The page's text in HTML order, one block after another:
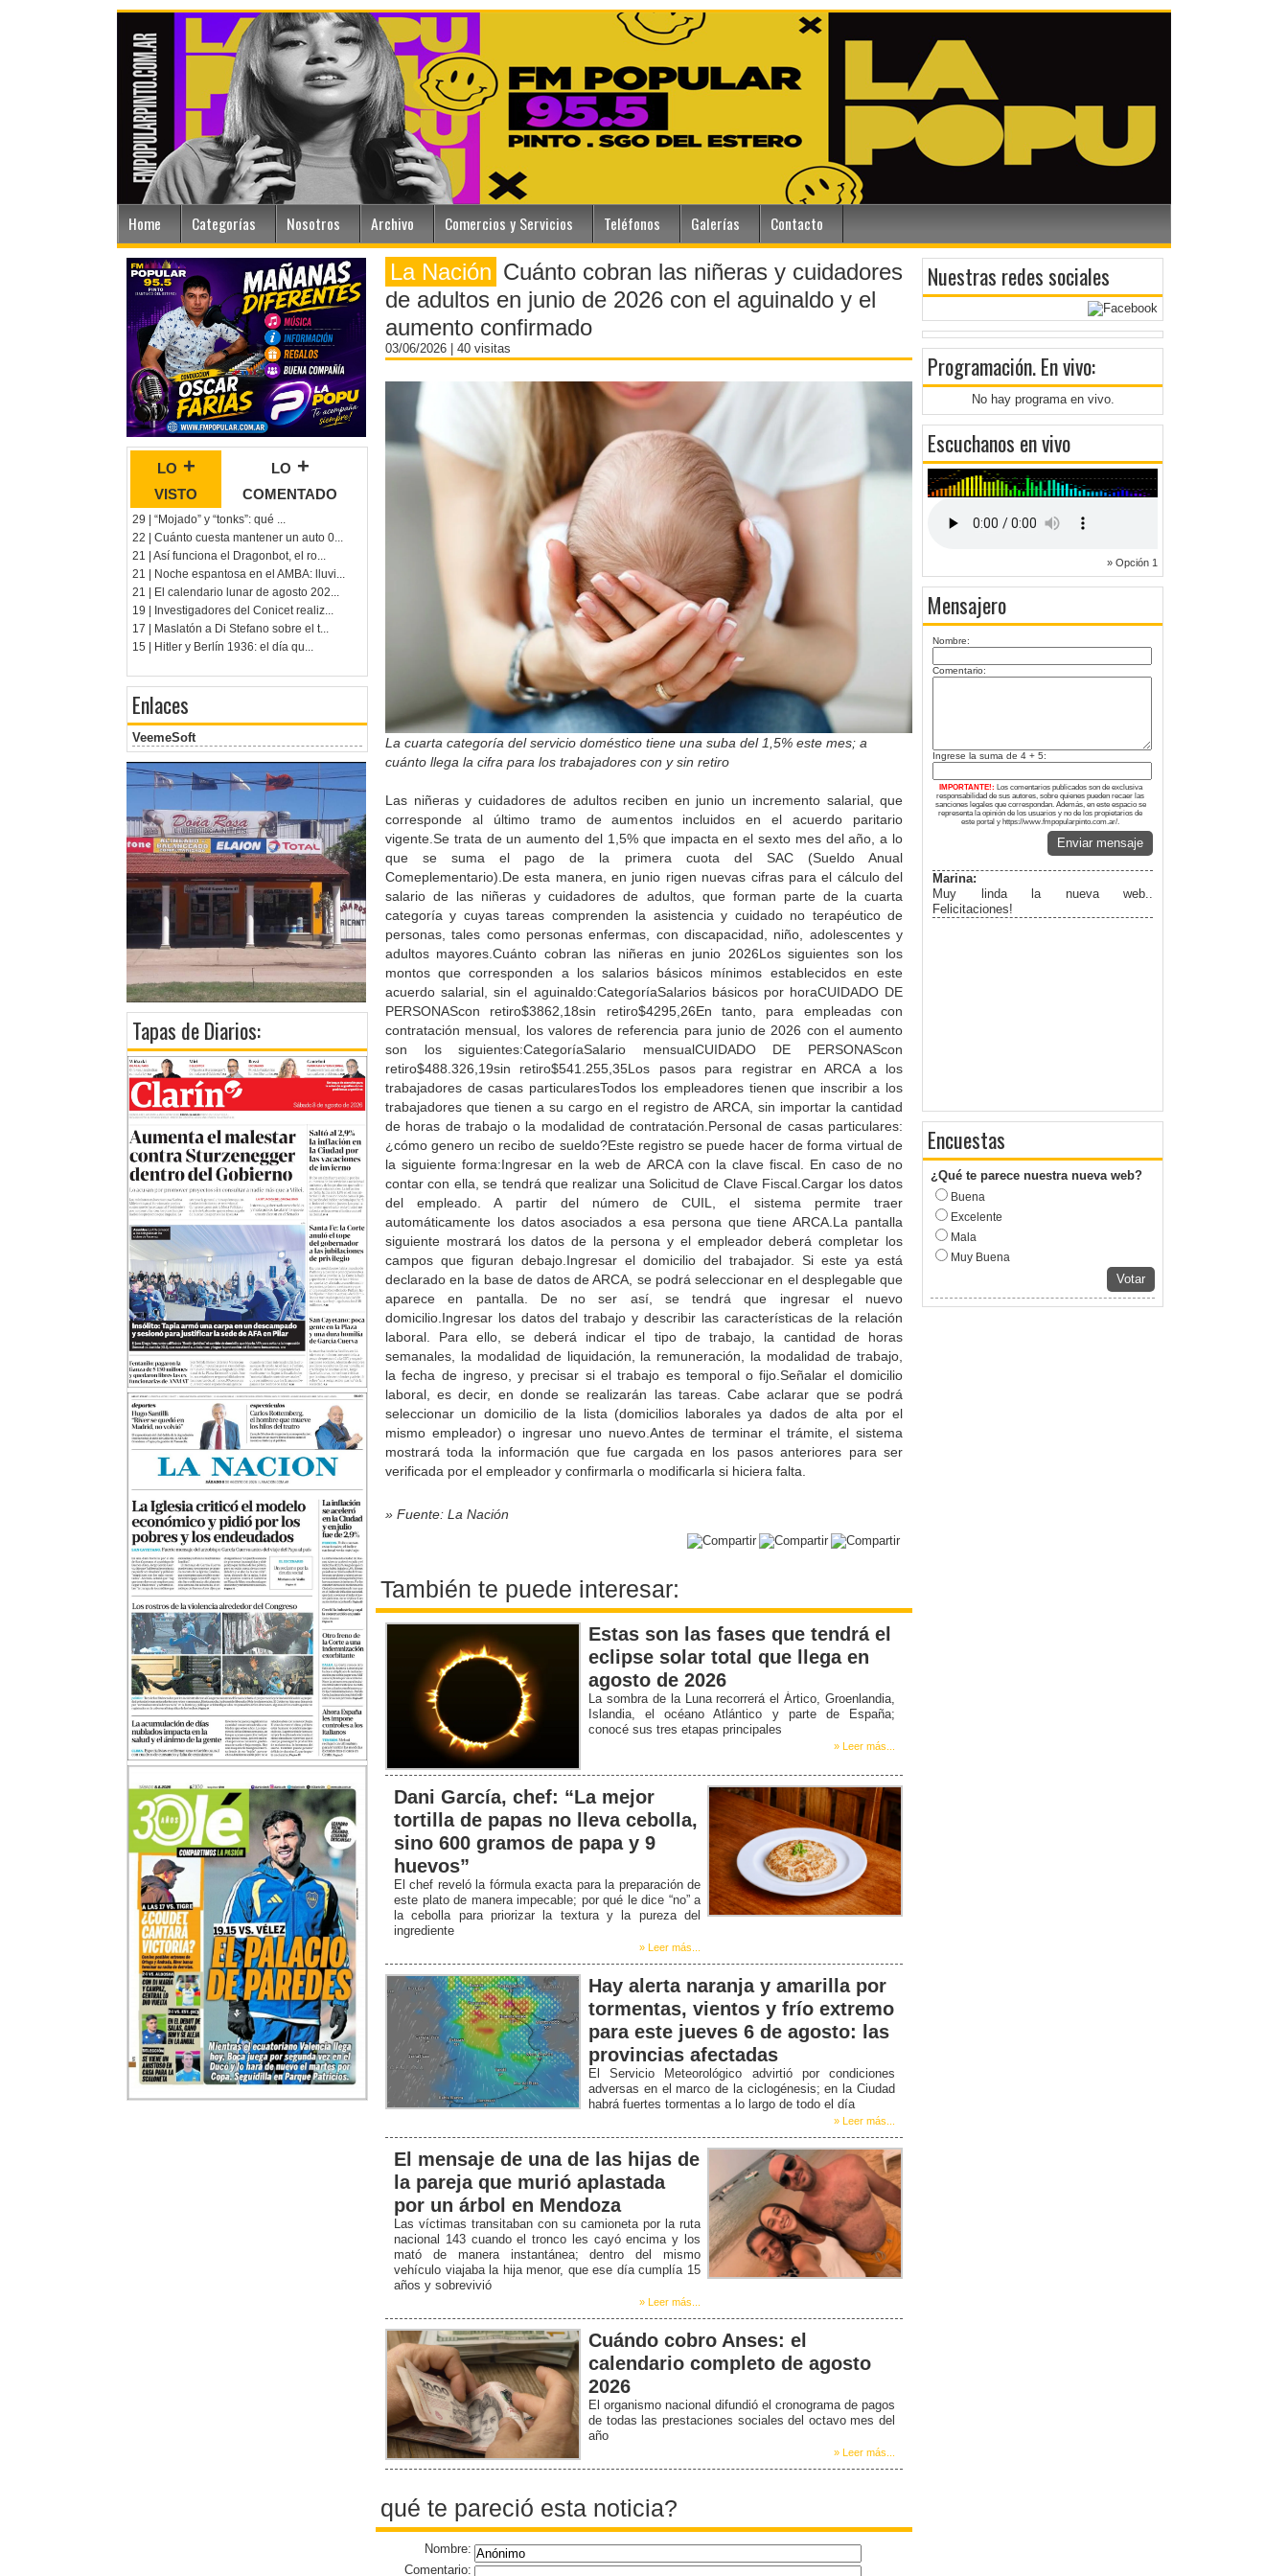
Home Categorías Nosotros Archivo Comercios y Servicios Teléfonos Galerías Contacto
lo +
visto
lo +
comentado
29 | “Mojado” y “tonks”: qué ...
22 | Cuánto cuesta mantener un auto 0...
21 | Así funciona el Dragonbot, el ro...
21 | Noche espantosa en el AMBA: lluvi...
21 | El calendario lunar de agosto 202...
19 | Investigadores del Conicet realiz...
17 | Maslatón a Di Stefano sobre el t...
15 | Hitler y Berlín 1936: el día qu...
Enlaces
VeemeSoft
Tapas de Diarios:
La Nación Cuánto cobran las niñeras y cuidadores
de adultos en junio de 2026 con el aguinaldo y el
aumento confirmado
03/06/2026 | 40 visitas
La cuarta categoría del servicio doméstico tiene una suba del 1,5% este mes; a
cuánto llega la cifra para los trabajadores con y sin retiro
Las niñeras y cuidadores de adultos reciben en junio un incremento salarial, que
corresponde al último tramo de aumentos incluidos en el acuerdo paritario
vigente.Se trata de un aumento del 1,5% que impacta en el sexto mes del año, a lo
que se suma el pago de la primera cuota del SAC (Sueldo Anual
Comeplementario).De esta manera, en junio rigen nuevas cifras para el cálculo del
salario de las niñeras y cuidadores de adultos, que forman parte de la cuarta
categoría y cuyas tareas comprenden la asistencia y cuidado no terapéutico de
personas, tales como personas enfermas, con discapacidad, niño, adolescentes y
adultos mayores.Cuánto cobran las niñeras en junio 2026Los siguientes son los
montos que corresponden a los salarios básicos mínimos establecidos en este
acuerdo salarial, sin el aguinaldo:CategoríaSalarios básicos por horaCUIDADO DE
PERSONAScon retiro$3862,18sin retiro$4295,26En tanto, para empleadas con
contratación mensual, los valores de referencia para junio de 2026 con el aumento
son los siguientes:CategoríaSalario mensualCUIDADO DE PERSONAScon
retiro$488.326,19sin retiro$541.255,35Los pasos para registrar en ARCA a los
trabajadores de casas particularesTodos los empleadores tienen que inscribir a los
trabajadores que tienen a su cargo en el registro de ARCA, sin importar la cantidad
de horas de trabajo o la modalidad de contratación.Personal de casas particulares:
¿cómo genero un recibo de sueldo?Este registro se puede hacer de forma virtual de
la siguiente forma:Ingresar en la web de ARCA con la clave fiscal. En caso de no
contar con ella, se tendrá que realizar una Solicitud de Clave Fiscal.Cargar los datos
del empleado. A partir del número de CUIL, el sistema permite traer
automáticamente los datos asociados a esa persona que tiene ARCA.La pantalla
siguiente mostrará los datos de la persona y el empleador deberá completar los
campos que figuran debajo.Ingresar el domicilio del trabajador. Si este ya está
declarado en la base de datos de ARCA, se podrá seleccionar en el desplegable que
aparece en pantalla. De no ser así, se tendrá que ingresar el nuevo
domicilio.Ingresar los datos del trabajo y describir las características de la relación
laboral. Para ello, se deberá indicar el tipo de trabajo, la cantidad de horas
semanales, la modalidad de liquidación, la remuneración, la modalidad de trabajo,
la fecha de ingreso, y precisar si el trabajo es temporal o fijo.Señalar el domicilio
laboral, es decir, en donde se realizarán las tareas. Cabe aclarar que se podrá
seleccionar un domicilio de la lista (domicilios laborales ya dados de alta por el
mismo empleador) o ingresar uno nuevo.Antes de terminar el trámite, el sistema
mostrará toda la información que fue cargada en los pasos anteriores para ser
verificada por el empleador y confirmarla o modificarla si hiciera falta.
» Fuente: La Nación
También te puede interesar:
Estas son las fases que tendrá el
eclipse solar total que llega en
agosto de 2026
La sombra de la Luna recorrerá el Ártico, Groenlandia,
Islandia, el océano Atlántico y parte de España;
conocé sus tres etapas principales
» Leer más...
Dani García, chef: “La mejor
tortilla de papas no lleva cebolla,
sino 600 gramos de papa y 9
huevos”
El chef reveló la fórmula exacta para la preparación de
este plato de manera impecable; por qué le dice “no” a
la cebolla para priorizar la textura y la pureza del
ingrediente
» Leer más...
Hay alerta naranja y amarilla por
tormentas, vientos y frío extremo
para este jueves 6 de agosto: las
provincias afectadas
El Servicio Meteorológico advirtió por condiciones
adversas en el marco de la ciclogénesis; en la Ciudad
habrá fuertes tormentas a lo largo de todo el día
» Leer más...
El mensaje de una de las hijas de
la pareja que murió aplastada
por un árbol en Mendoza
Las víctimas transitaban con su camioneta por la ruta
nacional 143 cuando el tronco les cayó encima y los
mató de manera instantánea; dentro del mismo
vehículo viajaba la hija menor, que ese día cumplía 15
años y sobrevivió
» Leer más...
Cuándo cobro Anses: el
calendario completo de agosto
2026
El organismo nacional difundió el cronograma de pagos
de todas las prestaciones sociales del octavo mes del
año
» Leer más...
qué te pareció esta noticia?
Nombre:
Comentario:
Nuestras redes sociales
Programación. En vivo:
No hay programa en vivo.
Escuchanos en vivo
» Opción 1
Mensajero
Nombre:
Comentario:
Ingrese la suma de 4 + 5:
IMPORTANTE!: Los comentarios publicados son de exclusiva
responsabilidad de sus autores, sobre quienes pueden recaer las
sanciones legales que correspondan. Además, en este espacio se
representa la opinión de los usuarios y no de los propietarios de
este portal y https://www.fmpopularpinto.com.ar/.
Enviar mensaje
Marina:
Muy linda la nueva web..
Felicitaciones!
Encuestas
¿Qué te parece nuestra nueva web?
Buena
Excelente
Mala
Muy Buena
Votar